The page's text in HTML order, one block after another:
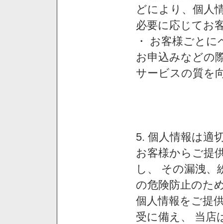
どにより、個人
必要に応じてお
・ お客様ごと
お申込みなどの
サービスの質を
5. 個人情報は適
お客様からご提
し、 その漏洩、
の危険防止のた
個人情報をご提
受に備え、 当店